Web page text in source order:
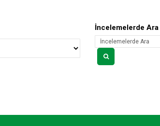
İncelemelerde Ara